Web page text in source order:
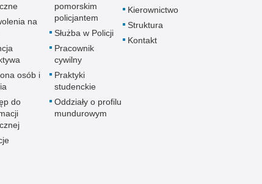
na
osób i
do
pomorskim
policjantem
Służba w Policji
Pracownik
cywilny
Praktyki
studenckie
Oddziały o profilu
mundurowym
Kierownictwo
Struktura
Kontakt